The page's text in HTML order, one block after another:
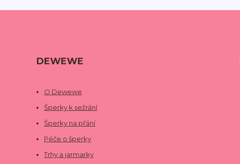
DEWEWE
O Dewewe
Šperky k sežrání
Šperky na přání
Péče o šperky
Trhy a jarmarky